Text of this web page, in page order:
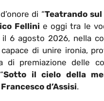
di “Teatrando sul
Fellini e oggi tra le
6 agosto 2026, nella
di unire ironia,
di premiazione delle
Sotto il cielo della
d’Assisi.